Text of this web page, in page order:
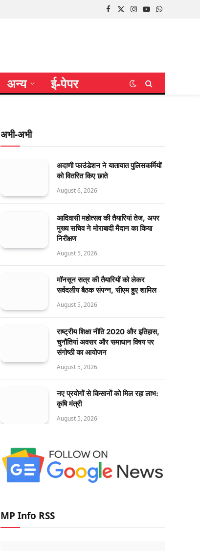
Facebook
X
Instagram
YouTubeWhatsApp
अन्य ई-पेपर
अभी-अभी
अदाणी फाउंडेशन ने यातायात पुलिसकर्मियों
को वितरित किए छाते
August 6, 2026
आदिवासी महोत्सव की तैयारियां तेज, अपर
मुख्य सचिव ने मोराबादी मैदान का किया
निरीक्षण
August 5, 2026
मॉनसून सत्र की तैयारियों को लेकर
सर्वदलीय बैठक संपन्न, सीएम हुए शामिल
August 5, 2026
राष्ट्रीय शिक्षा नीति 2020 और इतिहास,
चुनौतियां अवसर और समाधान विषय पर
संगोष्ठी का आयोजन
August 5, 2026
नए प्रयोगों से किसानों को मिल रहा लाभ:
कृषि मंत्री
August 5, 2026
MP Info RSS